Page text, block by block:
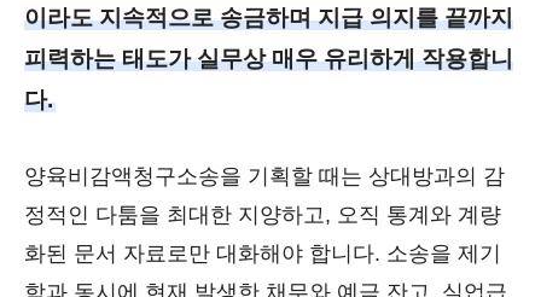
이라도 지속적으로 송금하며 지급 의지를 끝까지
피력하는 태도가 실무상 매우 유리하게 작용합니
다.
양육비감액청구소송을 기획할 때는 상대방과의 감
정적인 다툼을 최대한 지양하고, 오직 통계와 계량
화된 문서 자료로만 대화해야 합니다. 소송을 제기
함과 동시에 현재 발생한 채무와 예금 잔고, 실업급